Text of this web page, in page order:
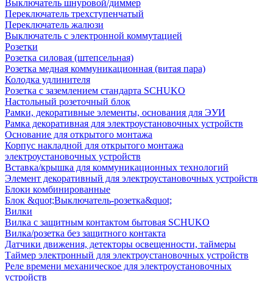
Выключатель шнуровой/диммер
Переключатель трехступенчатый
Переключатель жалюзи
Выключатель с электронной коммутацией
Розетки
Розетка силовая (штепсельная)
Розетка медная коммуникационная (витая пара)
Колодка удлинителя
Розетка с заземлением стандарта SCHUKO
Настольный розеточный блок
Рамки, декоративные элементы, основания для ЭУИ
Рамка декоративная для электроустановочных устройств
Основание для открытого монтажа
Корпус накладной для открытого монтажа
электроустановочных устройств
Вставка/крышка для коммуникационных технологий
Элемент декоративный для электроустановочных устройств
Блоки комбинированные
Блок &quot;Выключатель-розетка&quot;
Вилки
Вилка с защитным контактом бытовая SCHUKO
Вилка/розетка без защитного контакта
Датчики движения, детекторы освещенности, таймеры
Таймер электронный для электроустановочных устройств
Реле времени механическое для электроустановочных
устройств